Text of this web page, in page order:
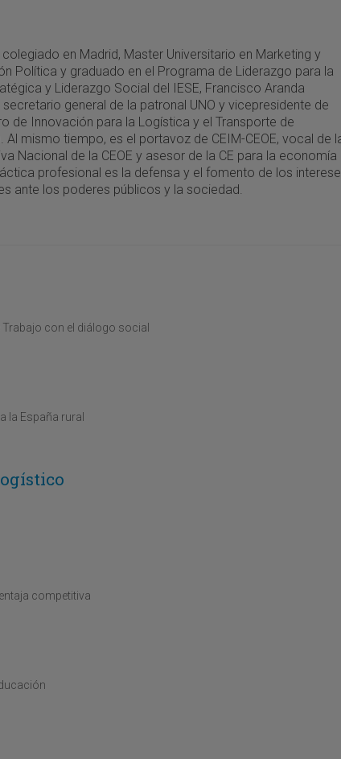
en Madrid, Master Universitario en Marketing y
Política y graduado en el Programa de Liderazgo para la
y Liderazgo Social del IESE, Francisco Aranda
general de la patronal UNO y vicepresidente de
de Innovación para la Logística y el Transporte de
Al mismo tiempo, es el portavoz de CEIM-CEOE, vocal de
Nacional de la CEOE y asesor de la CE para la economía
profesional es la defensa y el fomento de los
ante los poderes públicos y la sociedad.
con el diálogo social
la España rural
competitiva